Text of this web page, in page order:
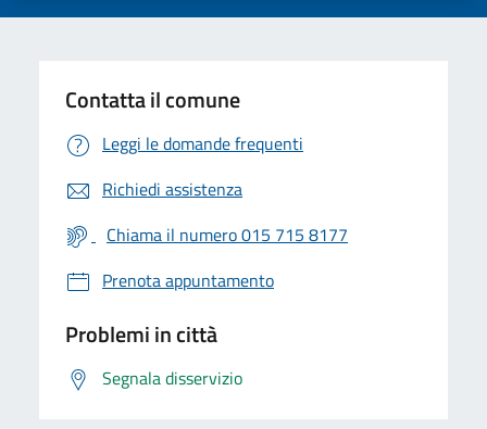
Contatta il comune
Leggi le domande frequenti
Richiedi assistenza
Chiama il numero 015 715 8177
Prenota appuntamento
Problemi in città
Segnala disservizio